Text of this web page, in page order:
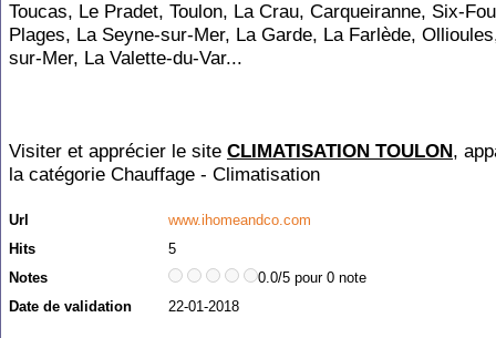
Toucas, Le Pradet, Toulon, La Crau, Carqueiranne, Six-
Plages, La Seyne-sur-Mer, La Garde, La Farlède,
sur-Mer, La Valette-du-Var...
Visiter et apprécier le site CLIMATISATION TOULON,
la catégorie Chauffage - Climatisation
Url
www.ihomeandco.com
Hits
5
Notes
0.0/5 pour 0 note
Date de validation
22-01-2018